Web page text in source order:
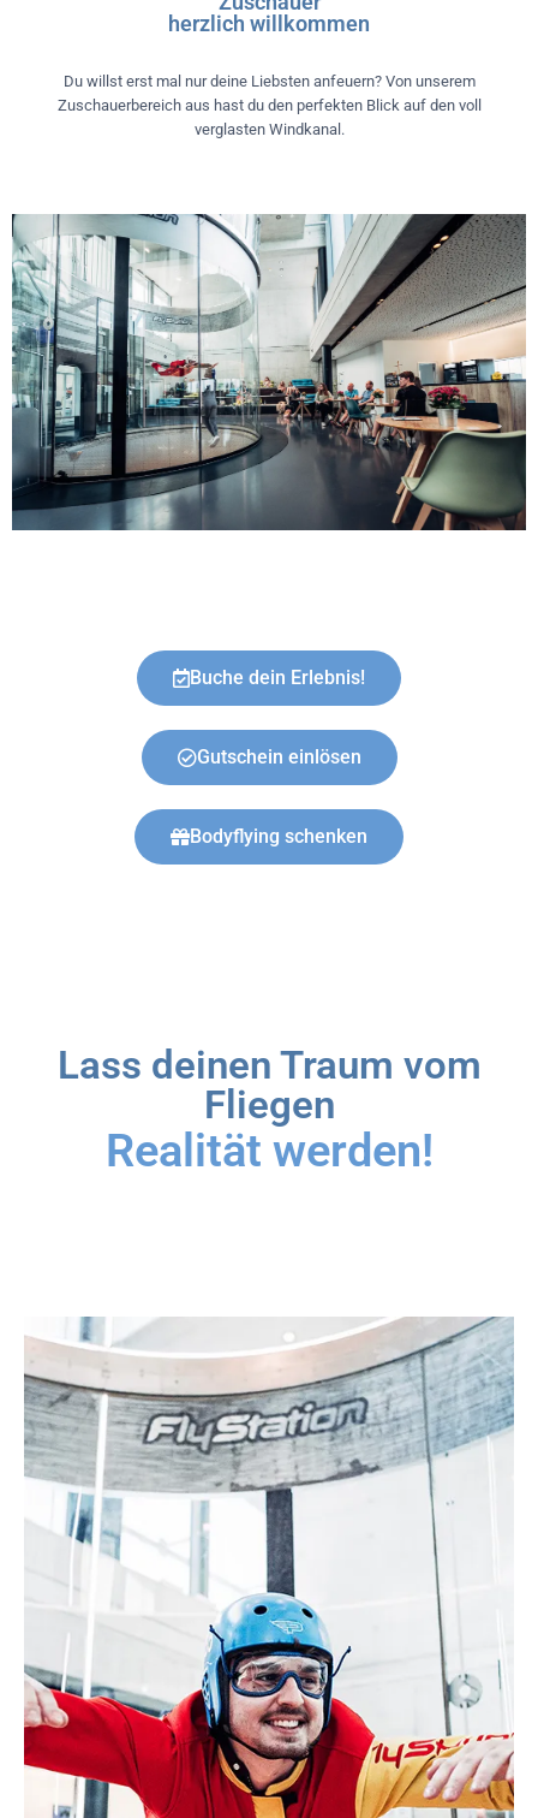
herzlich willkommen
Du willst erst mal nur deine Liebsten anfeuern? Von unserem
Zuschauerbereich aus hast du den perfekten Blick auf den voll
verglasten Windkanal.
Buche dein Erlebnis!
Gutschein einlösen
Bodyflying schenken
Lass deinen Traum vom
Fliegen
Realität werden!